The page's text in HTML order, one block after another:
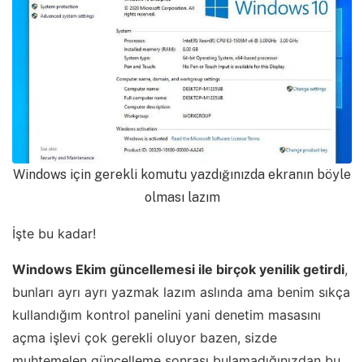
Windows için gerekli komutu yazdığınızda ekranın böyle
olması lazım
İşte bu kadar!
Windows Ekim güncellemesi ile birçok yenilik getirdi,
bunları ayrı ayrı yazmak lazım aslında ama benim sıkça
kullandığım kontrol panelini yani denetim masasını
açma işlevi çok gerekli oluyor bazen, sizde